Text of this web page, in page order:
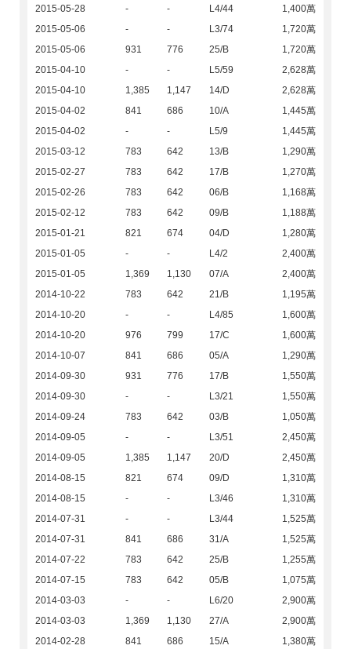
2015-05-28
- - L4/44
1,400萬
2015-05-06
- - L3/74
1,720萬
2015-05-06
931 776 25/B
1,720萬
2015-04-10
- - L5/59
2,628萬
2015-04-10
1,385 1,147 14/D
2,628萬
2015-04-02
841 686 10/A
1,445萬
2015-04-02
- - L5/9
1,445萬
2015-03-12
783 642 13/B
1,290萬
2015-02-27
783 642 17/B
1,270萬
2015-02-26
783 642 06/B
1,168萬
2015-02-12
783 642 09/B
1,188萬
2015-01-21
821 674 04/D
1,280萬
2015-01-05
- - L4/2
2,400萬
2015-01-05
1,369 1,130 07/A
2,400萬
2014-10-22
783 642 21/B
1,195萬
2014-10-20
- - L4/85
1,600萬
2014-10-20
976 799 17/C
1,600萬
2014-10-07
841 686 05/A
1,290萬
2014-09-30
931 776 17/B
1,550萬
2014-09-30
- - L3/21
1,550萬
2014-09-24
783 642 03/B
1,050萬
2014-09-05
- - L3/51
2,450萬
2014-09-05
1,385 1,147 20/D
2,450萬
2014-08-15
821 674 09/D
1,310萬
2014-08-15
- - L3/46
1,310萬
2014-07-31
- - L3/44
1,525萬
2014-07-31
841 686 31/A
1,525萬
2014-07-22
783 642 25/B
1,255萬
2014-07-15
783 642 05/B
1,075萬
2014-03-03
- - L6/20
2,900萬
2014-03-03
1,369 1,130 27/A
2,900萬
2014-02-28
841 686 15/A
1,380萬